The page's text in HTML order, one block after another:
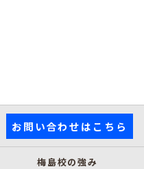
お問い合わせはこちら
梅島校の強み